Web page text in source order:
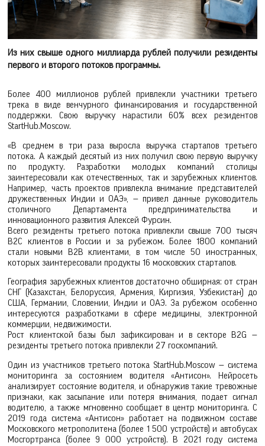
Из них свыше одного миллиарда рублей получили резиденты
первого и второго потоков программы.
Более 400 миллионов рублей привлекли участники третьего
трека в виде венчурного финансирования и государственной
поддержки. Свою выручку нарастили 60% всех резидентов
StartHub.Moscow.
«В среднем в три раза выросла выручка стартапов третьего
потока. А каждый десятый из них получил свою первую выручку
по продукту. Разработки молодых компаний столицы
заинтересовали как отечественных, так и зарубежных клиентов.
Например, часть проектов привлекла внимание представителей
дружественных Индии и ОАЭ», — привел данные руководитель
столичного Департамента предпринимательства и
инновационного развития Алексей Фурсин.
Всего резиденты третьего потока привлекли свыше 700 тысяч
В2С клиентов в России и за рубежом. Более 1800 компаний
стали новыми В2В клиентами, в том числе 50 иностранных,
которых заинтересовали продукты 16 московских стартапов.
География зарубежных клиентов достаточно обширная: от стран
СНГ (Казахстан, Белоруссия, Армения, Киргизия, Узбекистан) до
США, Германии, Словении, Индии и ОАЭ. За рубежом особенно
интересуются разработками в сфере медицины, электронной
коммерции, недвижимости.
Рост клиентской базы был зафиксирован и в секторе В2G —
резиденты третьего потока привлекли 27 госкомпаний.
Один из участников третьего потока StartHub.Moscow — система
мониторинга за состоянием водителя «Антисон». Нейросеть
анализирует состояние водителя, и обнаружив такие тревожные
признаки, как засыпание или потеря внимания, подает сигнал
водителю, а также мгновенно сообщает в центр мониторинга. С
2019 года система «Антисон» работает на подвижном составе
Московского метрополитена (более 1 500 устройств) и автобусах
Мосгортранса (более 9 000 устройств). В 2021 году система